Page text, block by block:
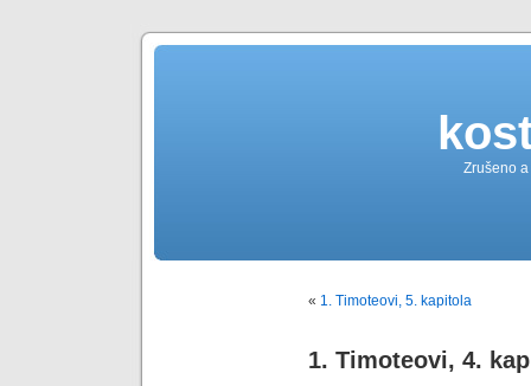
Zrušeno
« 1. Timoteovi, 5. kapitola
1. Timoteovi, 4.